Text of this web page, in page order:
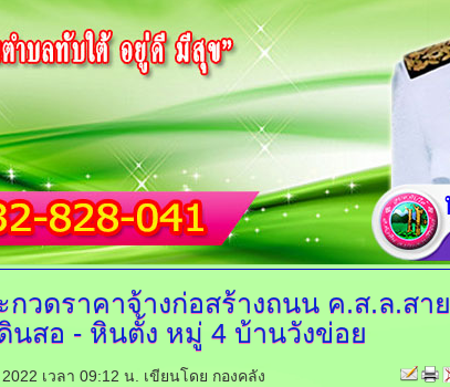
กวดราคาจ้างก่อสร้างถนนค.ส.ล.สาย
นสอ - หินตั้ง หมู่ 4 บ้านวังข่อย
เวลา 09:12 น. เขียนโดย กองคลัง